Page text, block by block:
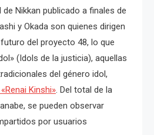
Nikkan publicado a finales de
y Okada son quienes dirigen
del proyecto 48, lo que
(Idols de la justicia), aquellas
del género idol,
Kinshi». Del total de la
se pueden observar
por usuarios